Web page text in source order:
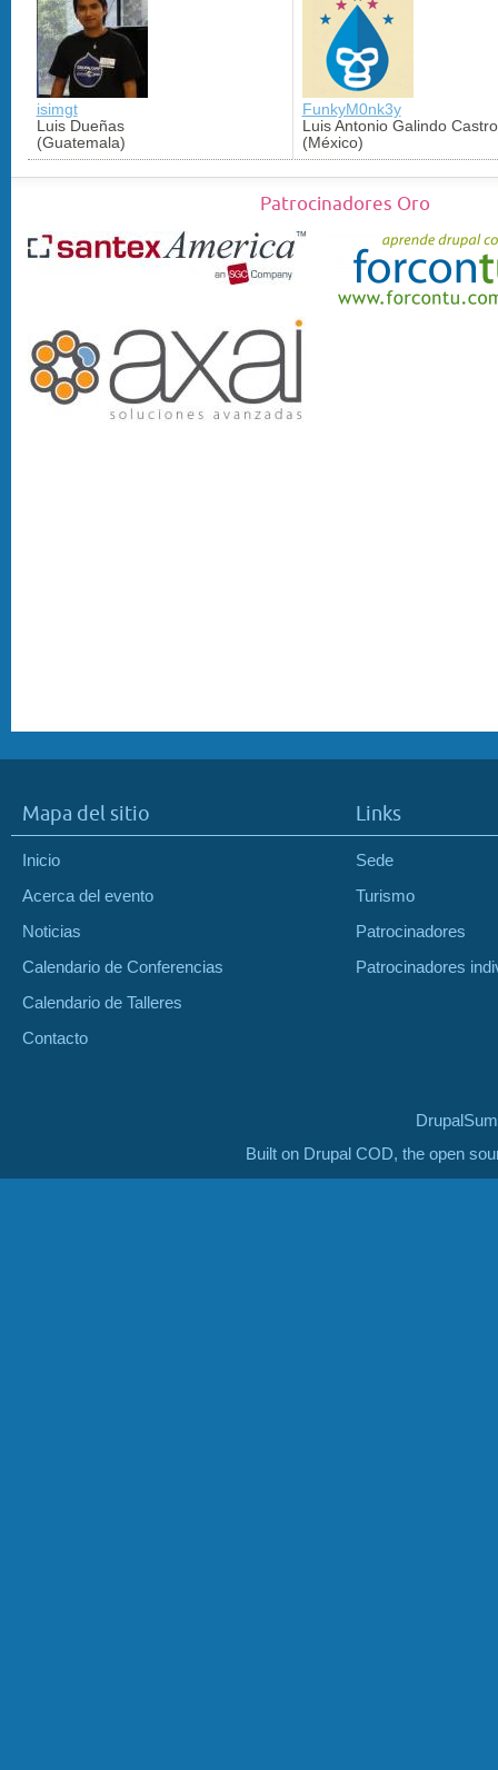
isimgt
Luis Dueñas
(Guatemala)
FunkyM0nk3y
Luis Antonio Galindo Castro
(México)
Patrocinadores Oro
Mapa del sitio
Inicio
Acerca del evento
Noticias
Calendario de Conferencias
Calendario de Talleres
Contacto
Links
Sede
Turismo
Patrocinadores
Patrocinadores
Built on Drupal COD, the open